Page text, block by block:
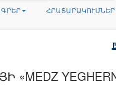
ՀՐԱՏԱՐԱԿՈՒՄՆԵՐ